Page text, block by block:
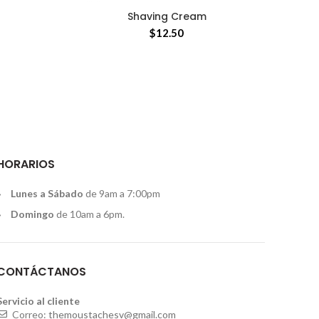
AÑADIR AL CARRITO
Shaving Cream
$12.50
Lunes a Sábado de 9am a 7:00pm
Domingo de 10am a 6pm.
al cliente
Correo: themoustachesv@gmail.com